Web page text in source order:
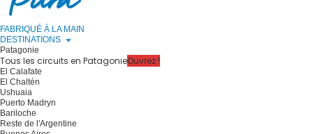
FABRIQUÉ À LA MAIN
DESTINATIONS
Patagonie
Tous les circuits en PatagonieOuvrez !
El Calafate
El Chaltén
Ushuaia
Puerto Madryn
Bariloche
Reste de l'Argentine